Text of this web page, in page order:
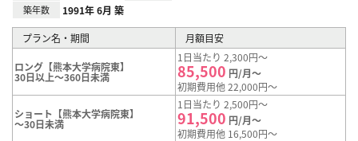
築年数 1991年 6月 築
プラン名・期間 月額目安
ロング【熊本大学病院東】
30日以上～360日未満
1日当たり 2,300円～
85,500 円/月～
初期費用他 22,000円～
ショート【熊本大学病院東】
～30日未満
1日当たり 2,500円～
91,500 円/月～
初期費用他 16,500円～